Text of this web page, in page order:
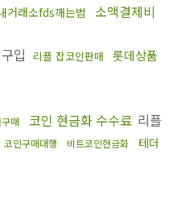
거래소fds깨는법
소액결제비
입 리플 잡코인판매
롯데상품
매 코인 현금화 수수료 리플
코인구매대행 비트코인현금화
테더